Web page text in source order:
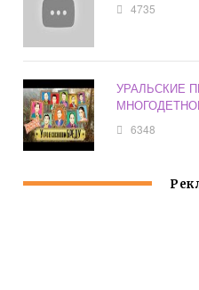
4735
УРАЛЬСКИЕ
6348